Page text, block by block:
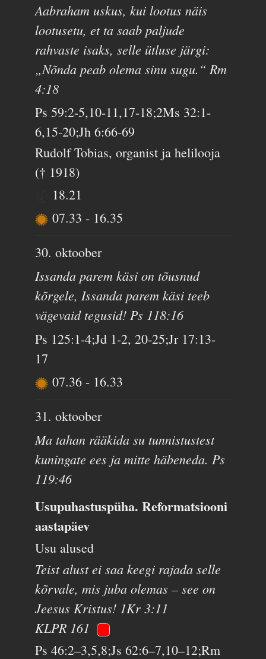
Aabraham uskus, kui lootus näis
lootusetu, et ta saab paljude
rahvaste isaks, selle ütluse järgi:
„Nõnda peab olema sinu sugu.“ Rm
4:18
Ps 59:2-5,10-11,17-18;2Ms 32:1-
6,15-20;Jh 6:66-69
Rudolf Tobias, organist ja helilooja
(† 1918)
18.21
07.33 - 16.35
30. oktoober
Issanda parem käsi on tõusnud
kõrgele, Issanda parem käsi teeb
vägevaid tegusid! Ps 118:16
Ps 125:1-4;Jd 1-2, 20-25;Jr 17:13-
17
07.36 - 16.33
31. oktoober
Ma tahan rääkida su tunnistustest
kuningate ees ja mitte häbeneda. Ps
119:46
Usupuhastuspüha. Reformatsiooni
aastapäev
Usu alused
Teist alust ei saa keegi rajada selle
kõrvale, mis juba olemas – see on
Jeesus Kristus! 1Kr 3:11
KLPR 161
Ps 46:2–3,5,8;Js 62:6–7,10–12;Rm